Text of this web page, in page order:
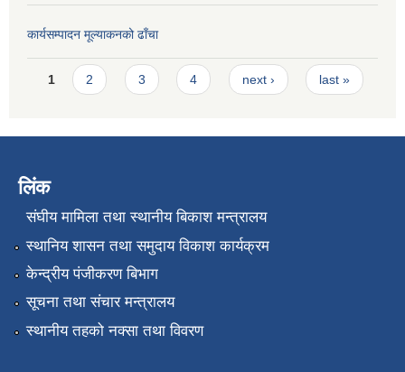
कार्यसम्पादन मूल्या‌कनको ढाँचा
Pages
1 2 3 4 next › last »
लिंक
संघीय मामिला तथा स्थानीय बिकाश मन्त्रालय
स्थानिय शासन तथा समुदाय विकाश कार्यक्रम
केन्द्रीय पंजीकरण बिभाग
सूचना तथा संचार मन्त्रालय
स्थानीय तहको नक्सा तथा विवरण